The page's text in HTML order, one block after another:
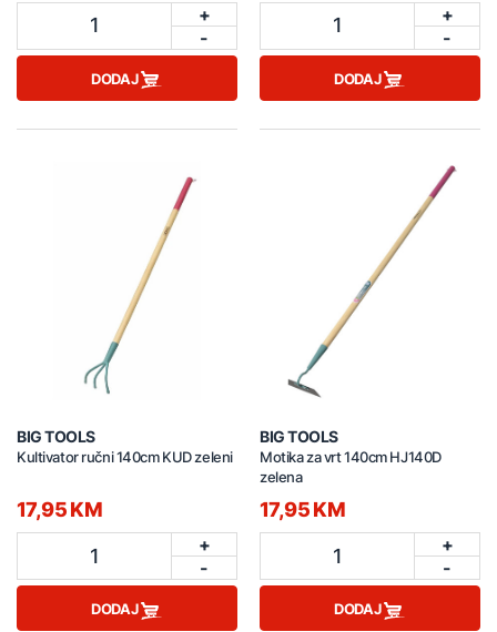
1
+
-
DODAJ
1
+
-
DODAJ
BIG TOOLS
Kultivator ručni 140cm KUD zeleni
17,95 KM
1
+
-
DODAJ
BIG TOOLS
Motika za vrt 140cm HJ140D
zelena
17,95 KM
1
+
-
DODAJ